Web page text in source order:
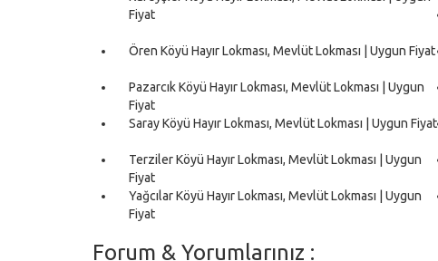
Fiyat
Ören Köyü Hayır Lokması, Mevlüt Lokması | Uygun Fiyat
Pazarcık Köyü Hayır Lokması, Mevlüt Lokması | Uygun
Fiyat
Saray Köyü Hayır Lokması, Mevlüt Lokması | Uygun Fiyat
Terziler Köyü Hayır Lokması, Mevlüt Lokması | Uygun
Fiyat
Yağcılar Köyü Hayır Lokması, Mevlüt Lokması | Uygun
Fiyat
Forum & Yorumlarınız :